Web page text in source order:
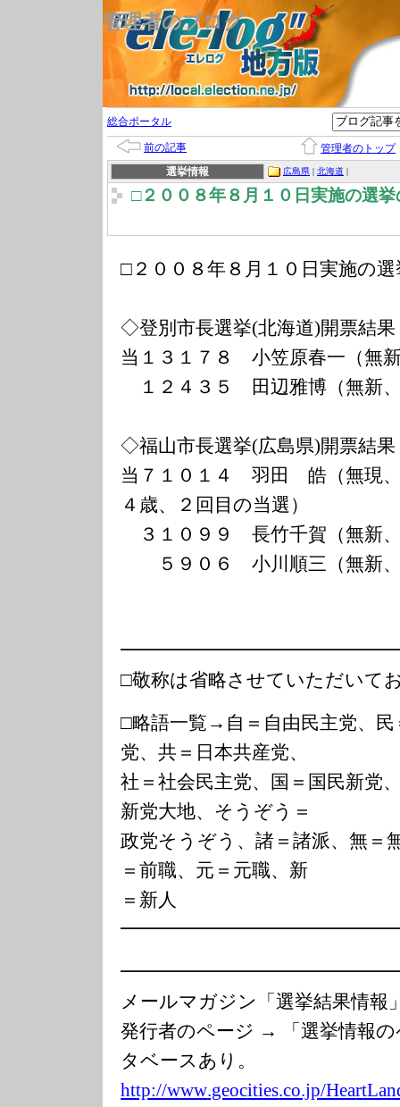
管理者のブログ
総合ポータル
前の記事
管理者のトップ
選挙情報
広島県 | 北海道 |
□２００８年８月１０日実施の選挙
□２００８年８月１０日実施の
◇登別市長選挙(北海道)開票結
当１３１７８ 小笠原春一（無
１２４３５ 田辺雅博（無新
◇福山市長選挙(広島県)開票結
当７１０１４ 羽田 皓（無現、
４歳、２回目の当選）
３１０９９ 長竹千賀（無新
５９０６ 小川順三（無新、
□敬称は省略させていただいて
□略語一覧→自＝自由民主党、民
党、共＝日本共産党、
社＝社会民主党、国＝国民新党
新党大地、そうぞう＝
政党そうぞう、諸＝諸派、無＝
＝前職、元＝元職、新
＝新人
メールマガジン「選挙結果情
発行者のページ → 「選挙情報
タベースあり。
http://www.geocities.co.jp/Hea